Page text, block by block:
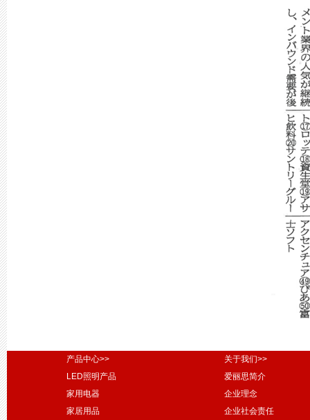
产品中心>>
LED照明产品
家用电器
家居用品
关于我们>>
爱丽思简介
企业理念
企业社会责任